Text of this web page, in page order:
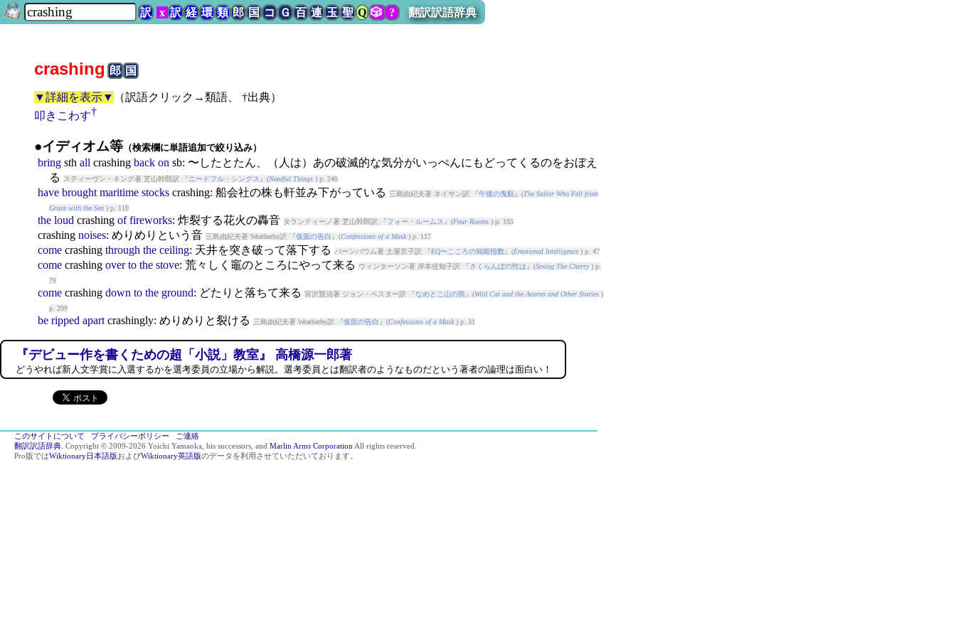
訳 x 訳 経 環 類 郎 国 コ Ｇ 百 連 玉 聖 Q 🎲? 翻訳訳語辞典
crashing郎 国
▼詳細を表示▼ （訳語クリック→類語、 †出典）
叩きこわす†
●イディオム等 （検索欄に単語追加で絞り込み）
bringsth all crashing back onsb: 〜したとたん、（人は）あの破滅的な気分がいっぺんにもどってくるのをおぼえ
る
スティーヴン・キング著 芝山幹郎訳 『 ニードフル・シングス 』(Needful Things) p. 240
have brought maritime stocks crashing: 船会社の株も軒並み下がっている 三島由紀夫著 ネイサン訳 『午後の曳航』(The Sailor Who Fell from
Grace with the Sea) p. 119
the loud crashing of fireworks: 炸裂する花火の轟音 タランティーノ著 芝山幹郎訳 『 フォー・ルームス 』(Four Rooms) p. 185
crashing noises: めりめりという音 三島由紀夫著 Weatherby訳 『仮面の告白 』(Confessions of a Mask) p. 117
come crashing through the ceiling: 天井を突き破って落下する バーンバウム著 土屋京子訳 『EQ〜こころの知能指数』(Emotional Intelligence) p. 47
come crashing over to the stove: 荒々しく竈のところにやって来る ウィンターソン著 岸本佐知子訳 『 さくらんぼの性は 』(Sexing The Cherry) p.
79
come crashing down to the ground: どたりと落ちて来る 宮沢賢治著 ジョン・ベスター訳 『なめとこ山の熊 』(Wild Cat and the Acorns and Other Stories)
p. 299
be ripped apart crashingly: めりめりと裂ける 三島由紀夫著 Weatherby訳 『仮面の告白 』(Confessions of a Mask) p. 31
『デビュー作を書くための超「小説」教室』 高橋源一郎著
どうやれば新人文学賞に入選するかを選考委員の立場から解説。選考委員とは翻訳者のようなものだという著者の論理は面白い！
このサイトについて プライバシーポリシー
ご連絡
翻訳訳語辞典. Copyright © 2009-2026 Yoichi Yamaoka, his successors, and Marlin Arms CorporationAll rights reserved.
Pro版ではWiktionary日本語版およびWiktionary英語版のデータを利用させていただいております。